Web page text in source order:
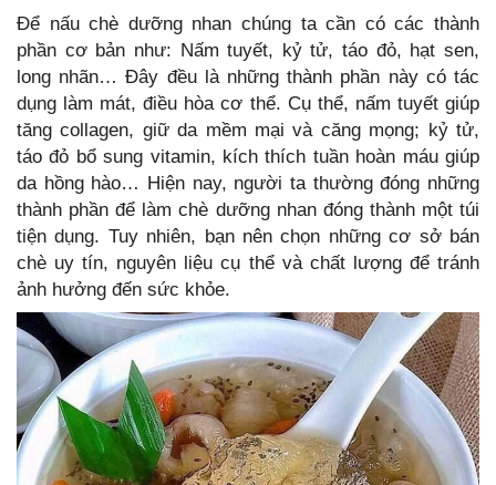
Để nấu chè dưỡng nhan chúng ta cần có các thành
phần cơ bản như: Nấm tuyết, kỷ tử, táo đỏ, hạt sen,
long nhãn… Đây đều là những thành phần này có tác
dụng làm mát, điều hòa cơ thể. Cụ thể, nấm tuyết giúp
tăng collagen, giữ da mềm mại và căng mọng; kỷ tử,
táo đỏ bổ sung vitamin, kích thích tuần hoàn máu giúp
da hồng hào… Hiện nay, người ta thường đóng những
thành phần để làm chè dưỡng nhan đóng thành một túi
tiện dụng. Tuy nhiên, bạn nên chọn những cơ sở bán
chè uy tín, nguyên liệu cụ thể và chất lượng để tránh
ảnh hưởng đến sức khỏe.